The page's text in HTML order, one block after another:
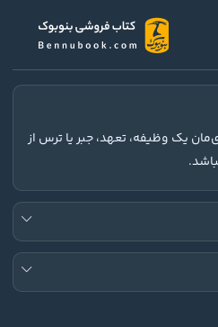
یک وظیفه، تعهد، جبر یا ترس از